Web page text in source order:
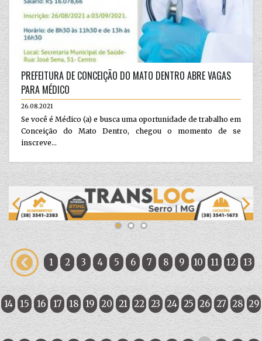
PREFEITURA DE CONCEIÇÃO DO MATO DENTRO ABRE VAGAS
PARA MÉDICO
26.08.2021
Se você é Médico (a) e busca uma oportunidade de trabalho em
Conceição do Mato Dentro, chegou o momento de se
inscreve...
1 2 3 4 5 6 7 8 9 10 11 12 13
14 15 16 17 18 19 20 21 22 23 24 25 26 27 28 29